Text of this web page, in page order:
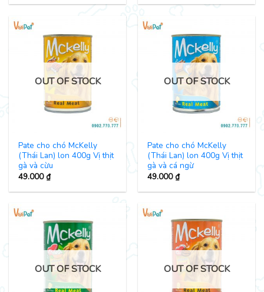
OUT OF STOCK
Pate cho chó McKelly
(Thái Lan) lon 400g Vị thịt
gà và cừu
49.000₫
OUT OF STOCK
Pate cho chó McKelly
(Thái Lan) lon 400g Vị thịt
gà và cá ngừ
49.000₫
OUT OF STOCK OUT OF STOCK